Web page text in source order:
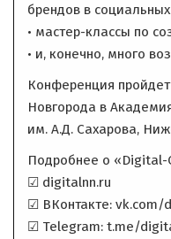
брендов в социальных
• мастер-классы по
• и, конечно, много
Конференция
Новгорода в
им. А.Д. Сахарова,
Подробнее о «Digital-
☑ digitalnn.ru
☑ ВКонтакте:
☑ Telegram: t.me/